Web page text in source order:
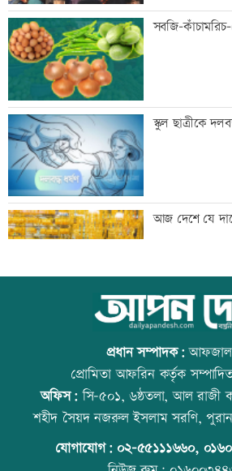
নিরাপত্তা পেলে
সাকিবের দেশে
প্রতিমন্ত্রী
শিল্পকলায়
দিল্লিতে শেখ
নেই: রণধীর
দেশে ফিরলেন
সবজি-
স্কুল ছাত্রীকে
আজ দেশে যে
আজ বিশ্ব বন্ধু
প্রতিমন্ত্রীকে
জুড়ে অপপ্রচার:
প্রধান সম্পাদক:আফজাল
প্রোমিতা আফরিন কর্তৃক
অফিস:সি-৫০১, ৬ষ্ঠতলা, আল রাজী
শহীদ সৈয়দ নজরুল ইসলাম সরণি,
যোগাযোগ: ০২-৫৫১১১৬৬০,